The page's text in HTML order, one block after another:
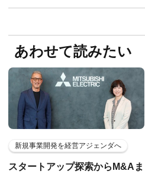
あわせて読みたい
新規事業開発を経営アジェンダへ
スタートアップ探索からM&Aま